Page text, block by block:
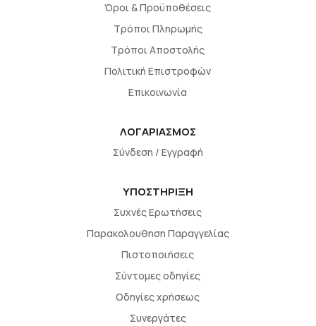
Όροι & Προϋποθέσεις
Τρόποι Πληρωμής
Τρόποι Αποστολής
Πολιτική Επιστροφών
Επικοινωνία
ΛΟΓΑΡΙΑΣΜΟΣ
Σύνδεση / Εγγραφή
ΥΠΟΣΤΗΡΙΞΗ
Συχνές Ερωτήσεις
Παρακολουθηση Παραγγελίας
Πιστοποιήσεις
Σύντομες οδηγίες
Οδηγίες χρήσεως
Συνεργάτες